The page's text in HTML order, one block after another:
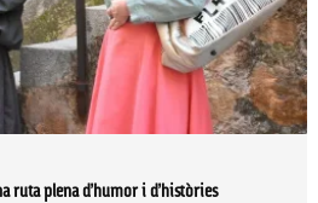
ruta plena d’humor i d’històries